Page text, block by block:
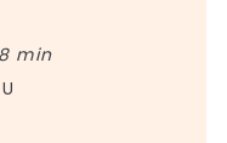
8 min